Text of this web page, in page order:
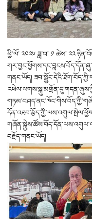
ཕྱི་ལོ་ ༢༠༢༦ ཟླ་བ་ ༡ ཚེས་ ༢༢
གནང་ཡོད།
བརྗོད་གནང་ཡོད།